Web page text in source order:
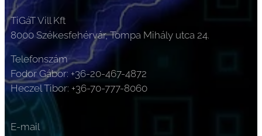
TiGáT Vill Kft
8000 Székesfehérvár, Tompa Mihály utca 24.
Telefonszám
Fodor Gábor: +36-20-467-4872
Heczel Tibor: +36-70-777-8060
E-mail